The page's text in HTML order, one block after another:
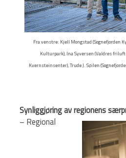
Fra venstre: Kjell Mongstad (Sognefjorden
Kulturpark), Ina Syversen (Valdres
Kvernsteinsenter), Trude J. Søilen
Synliggjøring av regionens
– Regional